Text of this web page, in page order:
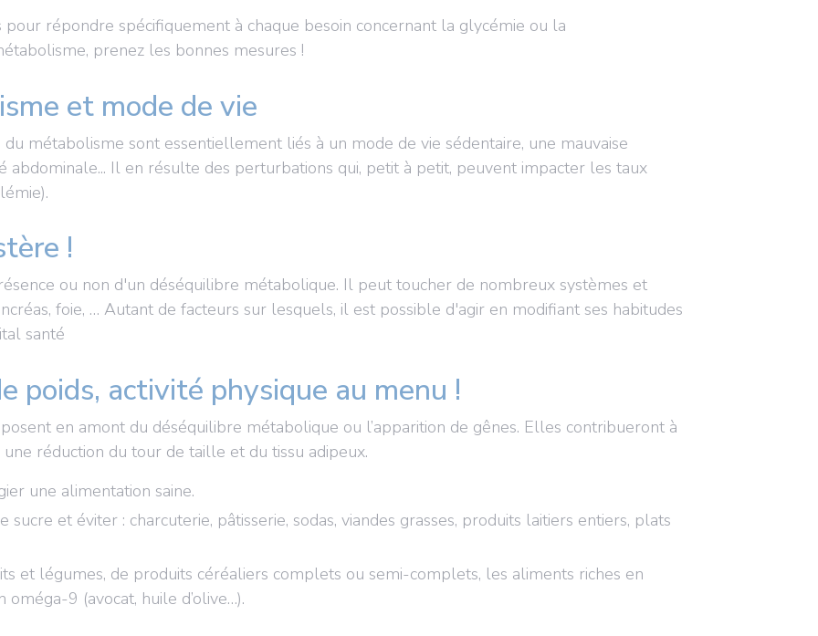
répondre spécifiquement à chaque besoin concernant la glycémie ou la
prenez les bonnes mesures !
et mode de vie
métabolisme sont essentiellement liés à un mode de vie sédentaire, une mauvaise
abdominale... Il en résulte des perturbations qui, petit à petit, peuvent impacter les taux
!
ou non d'un déséquilibre métabolique. Il peut toucher de nombreux systèmes et
foie, … Autant de facteurs sur lesquels, il est possible d'agir en modifiant ses habitudes
santé
poids, activité physique au menu !
en amont du déséquilibre métabolique ou l’apparition de gênes. Elles contribueront à
réduction du tour de taille et du tissu adipeux.
une alimentation saine.
et éviter : charcuterie, pâtisserie, sodas, viandes grasses, produits laitiers entiers, plats
et légumes, de produits céréaliers complets ou semi-complets, les aliments riches en
9 (avocat, huile d’olive…).